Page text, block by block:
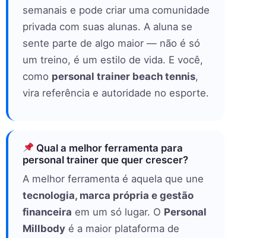
semanais e pode criar uma comunidade
privada com suas alunas. A aluna se
sente parte de algo maior — não é só
um treino, é um estilo de vida. E você,
como personal trainer beach tennis,
vira referência e autoridade no esporte.
Qual a melhor ferramenta para
personal trainer que quer crescer?
A melhor ferramenta é aquela que une
tecnologia, marca própria e gestão
financeira em um só lugar. O Personal
Millbody é a maior plataforma de